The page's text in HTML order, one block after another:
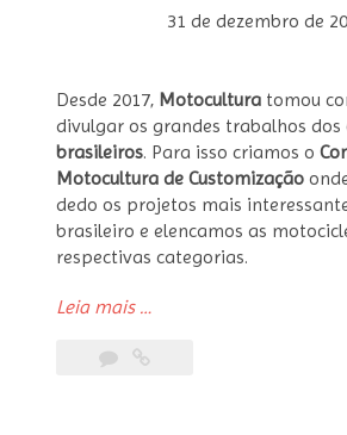
31 de dezembro de
Desde 2017, Motocultura tomou
divulgar os grandes trabalhos dos
brasileiros. Para isso criamos o
Motocultura de Customização
dedo os projetos mais
brasileiro e elencamos as
respectivas categorias.
Leia mais
Customizada
…